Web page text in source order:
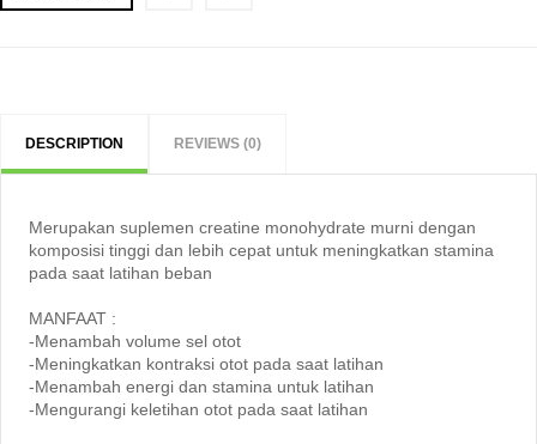
DESCRIPTION REVIEWS (0)
Merupakan suplemen creatine monohydrate murni dengan
komposisi tinggi dan lebih cepat untuk meningkatkan stamina
pada saat latihan beban
MANFAAT :
-Menambah volume sel otot
-Meningkatkan kontraksi otot pada saat latihan
-Menambah energi dan stamina untuk latihan
-Mengurangi keletihan otot pada saat latihan